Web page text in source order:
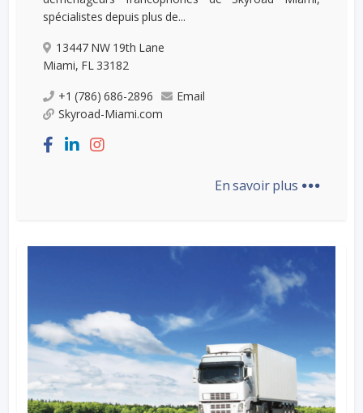
spécialistes depuis plus de...
13447 NW 19th Lane
Miami, FL 33182
+1 (786) 686-2896
Email
Skyroad-Miami.com
En savoir plus ...